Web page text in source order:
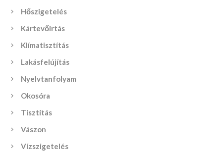
Hőszigetelés
Kártevőirtás
Klímatisztítás
Lakásfelújítás
Nyelvtanfolyam
Okosóra
Tisztítás
Vászon
Vízszigetelés